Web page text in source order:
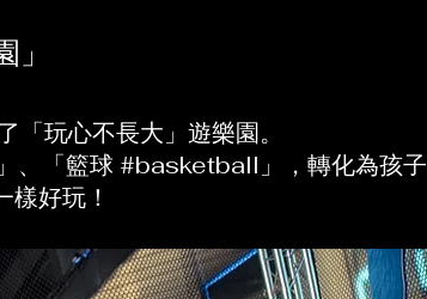
玩心不長大」遊樂園。
、「籃球 #basketball」，轉化為孩子
好玩！